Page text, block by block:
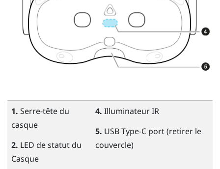
1. Serre-tête du
casque
2. LED de statut du
Casque
4. Illuminateur IR
5. USB Type-C port (retirer le
couvercle)